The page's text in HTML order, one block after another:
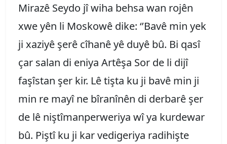
Mirazê Seydo jî wiha behsa wan rojên
xwe yên li Moskowê dike: ‘’Bavê min yek
ji xaziyê şerê cîhanê yê duyê bû. Bi qasî
çar salan di eniya Artêşa Sor de li dijî
faşîstan şer kir. Lê tişta ku ji bavê min ji
min re mayî ne bîranînên di derbarê şer
de lê niştîmanperweriya wî ya kurdewar
bû. Piştî ku ji kar vedigeriya radihişte